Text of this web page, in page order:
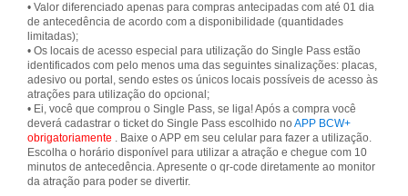
• Valor diferenciado apenas para compras antecipadas com até 01 dia
de antecedência de acordo com a disponibilidade (quantidades
limitadas);
• Os locais de acesso especial para utilização do Single Pass estão
identificados com pelo menos uma das seguintes sinalizações: placas,
adesivo ou portal, sendo estes os únicos locais possíveis de acesso às
atrações para utilização do opcional;
• Ei, você que comprou o Single Pass, se liga! Após a compra você
deverá cadastrar o ticket do Single Pass escolhido no APP BCW+
obrigatoriamente . Baixe o APP em seu celular para fazer a utilização.
Escolha o horário disponível para utilizar a atração e chegue com 10
minutos de antecedência. Apresente o qr-code diretamente ao monitor
da atração para poder se divertir.